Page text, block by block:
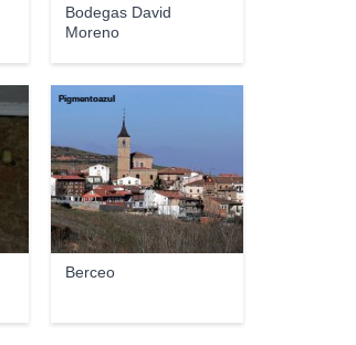
Bodegas David
Moreno
Berceo
Pigmentoazul